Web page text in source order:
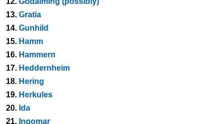
13. Gratia
14. Gunhild
15. Hamm
16. Hammern
17. Heddernheim
18. Hering
19. Herkules
20. Ida
21. Ingomar